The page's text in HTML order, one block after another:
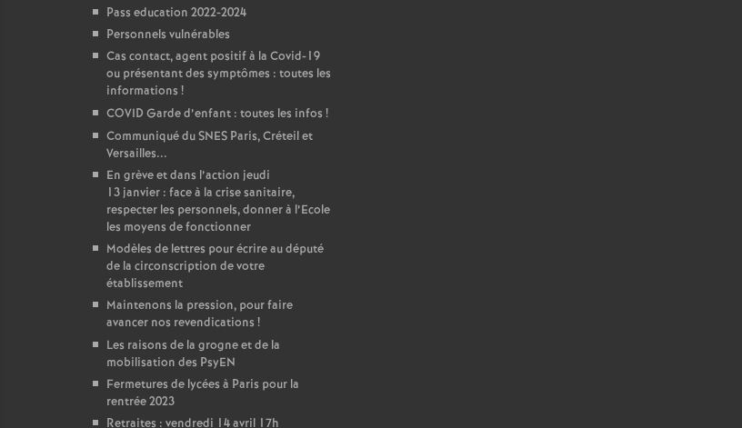
Pass education 2022-2024
Personnels vulnérables
Cas contact, agent positif à la Covid-19
ou présentant des symptômes : toutes les
informations !
COVID Garde d’enfant : toutes les infos !
Communiqué du SNES Paris, Créteil et
Versailles...
En grève et dans l’action jeudi
13 janvier : face à la crise sanitaire,
respecter les personnels, donner à l’Ecole
les moyens de fonctionner
Modèles de lettres pour écrire au député
de la circonscription de votre
établissement
Maintenons la pression, pour faire
avancer nos revendications !
Les raisons de la grogne et de la
mobilisation des PsyEN
Fermetures de lycées à Paris pour la
rentrée 2023
Retraites : vendredi 14 avril 17h